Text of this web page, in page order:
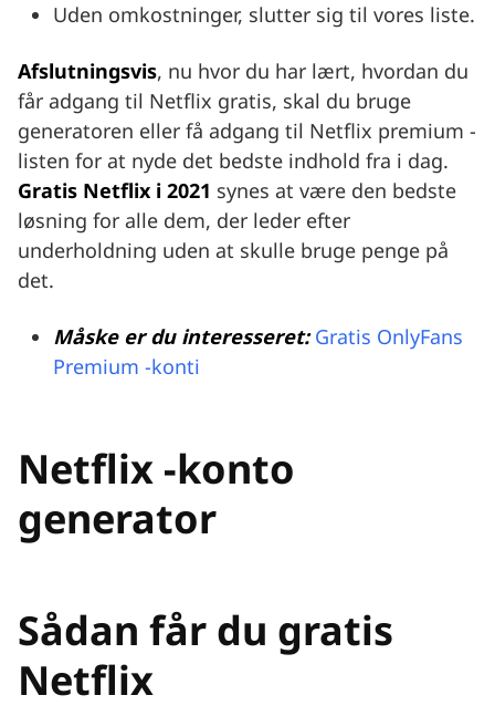
Uden omkostninger, slutter sig til vores liste.
Afslutningsvis, nu hvor du har lært, hvordan du
får adgang til Netflix gratis, skal du bruge
generatoren eller få adgang til Netflix premium -
listen for at nyde det bedste indhold fra i dag.
Gratis Netflix i 2021 synes at være den bedste
løsning for alle dem, der leder efter
underholdning uden at skulle bruge penge på
det.
Måske er du interesseret: Gratis OnlyFans
Premium -konti
Netflix -konto
generator
Sådan får du gratis
Netflix